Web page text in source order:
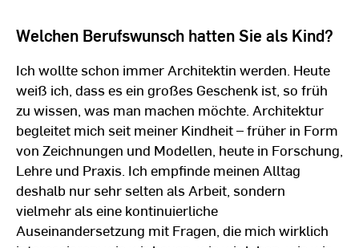
Welchen Berufswunsch hatten Sie als Kind?
Ich wollte schon immer Architektin werden. Heute
weiß ich, dass es ein großes Geschenk ist, so früh
zu wissen, was man machen möchte. Architektur
begleitet mich seit meiner Kindheit – früher in Form
von Zeichnungen und Modellen, heute in Forschung,
Lehre und Praxis. Ich empfinde meinen Alltag
deshalb nur sehr selten als Arbeit, sondern
vielmehr als eine kontinuierliche
Auseinandersetzung mit Fragen, die mich wirklich